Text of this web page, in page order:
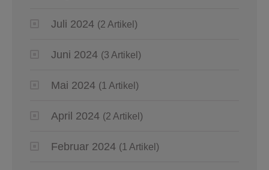
Juli 2024 (2 Artikel)
Juni 2024 (3 Artikel)
Mai 2024 (1 Artikel)
April 2024 (2 Artikel)
Februar 2024 (1 Artikel)